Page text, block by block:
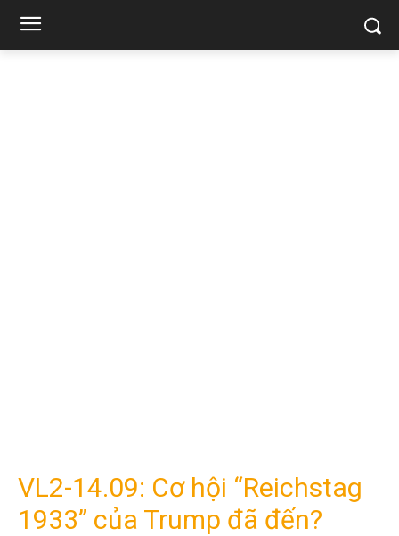
VL2-14.09: Cơ hội “Reichstag
1933” của Trump đã đến?